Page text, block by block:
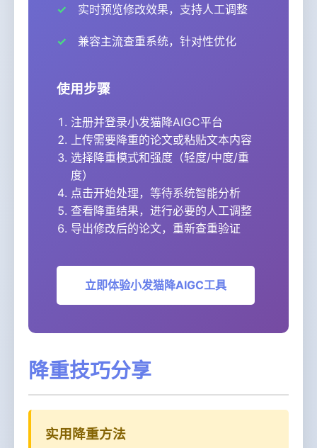
实时预览修改效果，支持人工调整
兼容主流查重系统，针对性优化
使用步骤
注册并登录小发猫降AIGC平台
上传需要降重的论文或粘贴文本内容
选择降重模式和强度（轻度/中度/重
度）
点击开始处理，等待系统智能分析
查看降重结果，进行必要的人工调整
导出修改后的论文，重新查重验证
立即体验小发猫降AIGC工具
降重技巧分享
实用降重方法